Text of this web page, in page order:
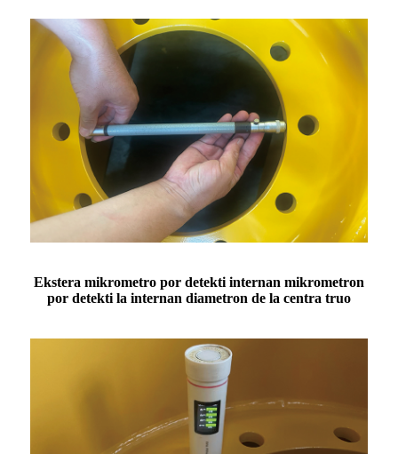
Ekstera mikrometro por detekti internan mikrometron
por detekti la internan diametron de la centra truo